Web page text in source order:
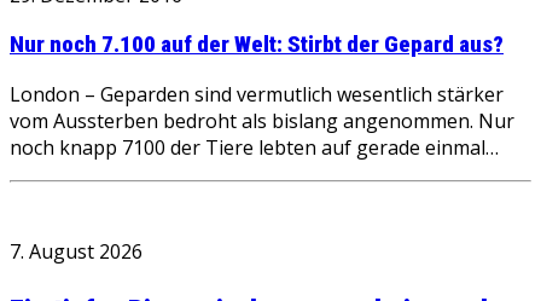
Nur noch 7.100 auf der Welt: Stirbt der Gepard aus?
London – Geparden sind vermutlich wesentlich stärker
vom Aussterben bedroht als bislang angenommen. Nur
noch knapp 7100 der Tiere lebten auf gerade einmal…
7. August 2026